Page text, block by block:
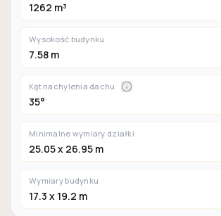
1262 m³
Wysokość budynku
7.58 m
Kąt nachylenia dachu
35°
Minimalne wymiary działki
25.05 x 26.95 m
Wymiary budynku
17.3 x 19.2 m